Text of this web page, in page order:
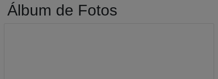
Álbum de Fotos